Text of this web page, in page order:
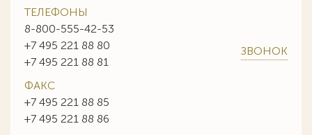
ТЕЛЕФОНЫ
8-800-555-42-53
+7 495 221 88 80
+7 495 221 88 81
ЗВОНОК
ФАКС
+7 495 221 88 85
+7 495 221 88 86